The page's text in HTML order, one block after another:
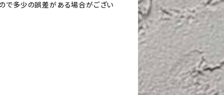
で多少の誤差がある場合がござい